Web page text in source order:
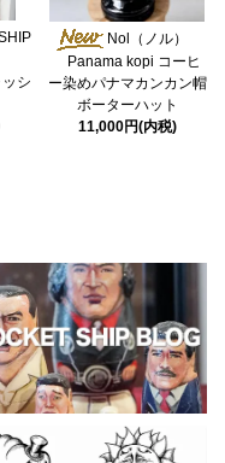
）
シ
Nol（ノル）
Panama kopi コーヒ
ー染めパナマカンカン帽
ボーターハット
11,000円(内税)